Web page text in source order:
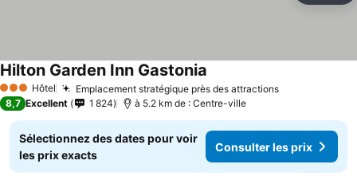
3 ÉtoilesHôtel Emplacement stratégique près des attractions
Hilton Garden Inn Gastonia
8,7 Excellent 1 824 à 5.2 km de : Centre-ville
Sélectionnez des dates pour voir
les prix exacts
Consulter les prix